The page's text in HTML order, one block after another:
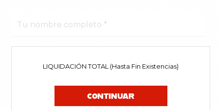
LIQUIDACIÓN TOTAL (Hasta Fin Existencias)
CONTINUAR